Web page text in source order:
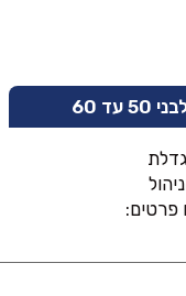
60
פרטים: